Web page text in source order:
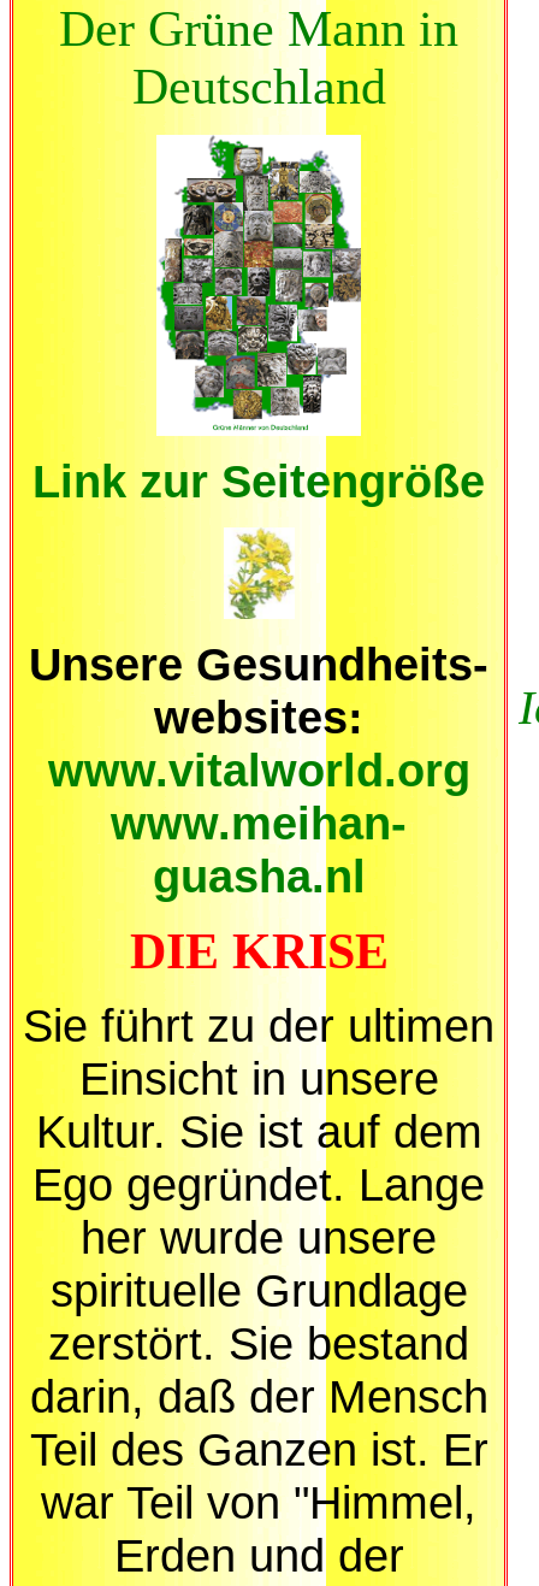
Der Grüne Mann in
Deutschland
Link zur Seitengröße
Unsere Gesundheits-
websites:
www.vitalworld.org
www.meihan-
guasha.nl
DIE KRISE
Sie führt zu der ultimen
Einsicht in unsere
Kultur. Sie ist auf dem
Ego gegründet. Lange
her wurde unsere
spirituelle Grundlage
zerstört. Sie bestand
darin, daß der Mensch
Teil des Ganzen ist. Er
war Teil von "Himmel,
Erden und der